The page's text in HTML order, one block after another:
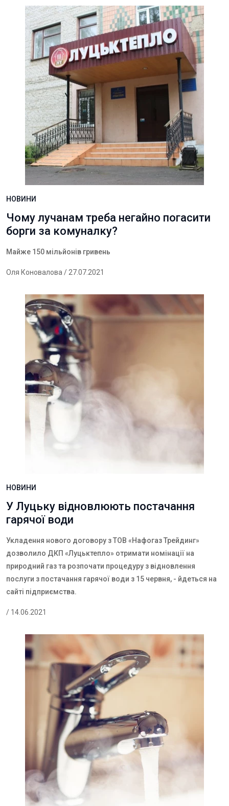
НОВИНИ
Чому лучанам треба негайно погасити
борги за комуналку?
Майже 150 мільйонів гривень
Оля Коновалова / 27.07.2021
НОВИНИ
У Луцьку відновлюють постачання
гарячої води
Укладення нового договору з ТОВ «Нафогаз Трейдинг»
дозволило ДКП «Луцьктепло» отримати номінації на
природний газ та розпочати процедуру з відновлення
послуги з постачання гарячої води з 15 червня, - йдеться на
сайті підприємства.
/ 14.06.2021